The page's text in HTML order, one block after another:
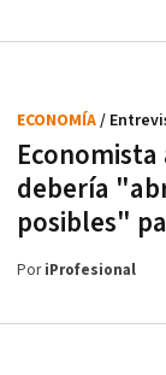
debería
posibles"
ECONOMÍA/
PoriProfesional